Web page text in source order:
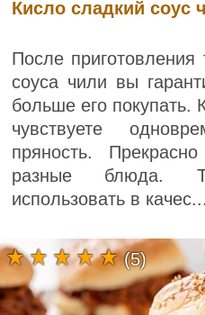
Кисло сладкий соус
После приготовления
соуса чили вы
больше его покупать.
чувствуете
пряность.
разные блюда.
использовать в качес...
(5)